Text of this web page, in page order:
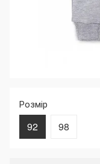
Розмір
92 98